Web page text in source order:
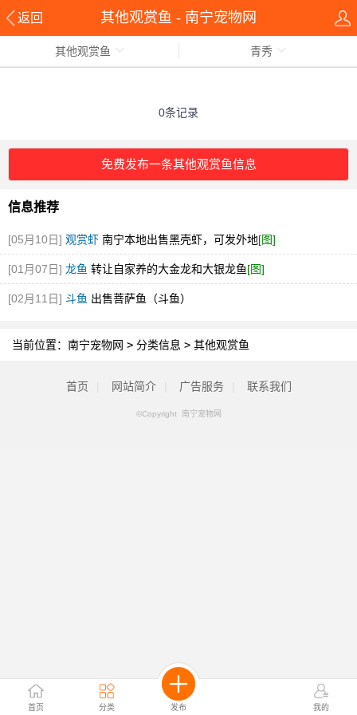
返回 其他观赏鱼 - 南宁宠物网
首页 分类 发布 我的
其他观赏鱼 青秀
0条记录
免费发布一条其他观赏鱼信息
信息推荐
[05月10日] 观赏虾 南宁本地出售黑壳虾，可发外地[图]
[01月07日] 龙鱼 转让自家养的大金龙和大银龙鱼[图]
[02月11日] 斗鱼 出售菩萨鱼（斗鱼）
当前位置： 南宁宠物网 > 分类信息 > 其他观赏鱼
首页 网站简介 广告服务 联系我们
©Copyright 南宁宠物网